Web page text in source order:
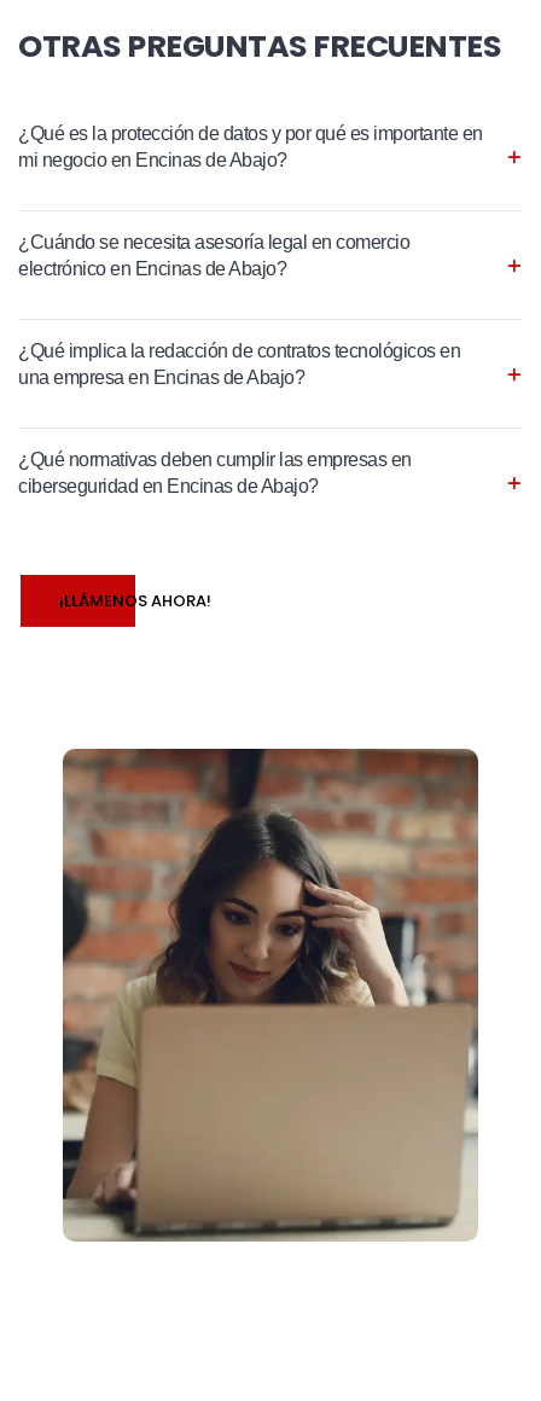
OTRAS PREGUNTAS FRECUENTES
¿Qué es la protección de datos y por qué es importante en
mi negocio en Encinas de Abajo?
¿Cuándo se necesita asesoría legal en comercio
electrónico en Encinas de Abajo?
¿Qué implica la redacción de contratos tecnológicos en
una empresa en Encinas de Abajo?
¿Qué normativas deben cumplir las empresas en
ciberseguridad en Encinas de Abajo?
¡LLÁMENOS AHORA!